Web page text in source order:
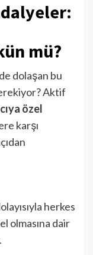
mü?
dolaşan bu
Aktif
özel
karşı
herkes
olmasına dair